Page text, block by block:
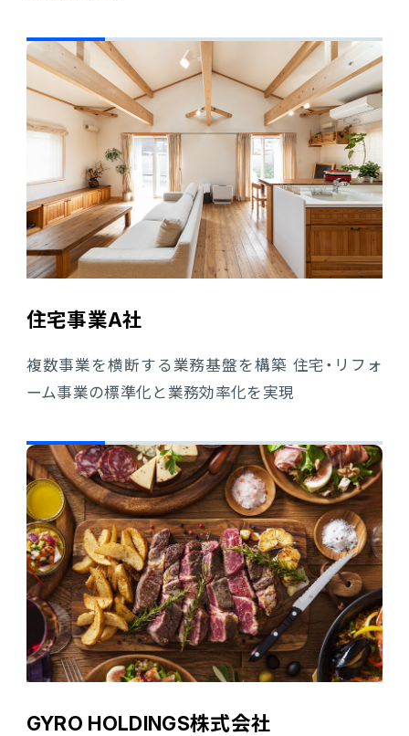
住宅事業A社
複数事業を横断する業務基盤を構築 住宅・リフォ
ーム事業の標準化と業務効率化を実現
GYRO HOLDINGS株式会社